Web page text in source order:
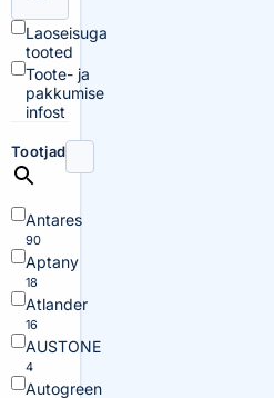
Laoseisuga
tooted
Toote- ja
pakkumise
infost
Tootjad
Antares
90
Aptany
18
Atlander
16
AUSTONE
4
Autogreen